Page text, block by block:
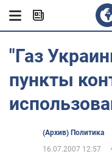
"Газ
пункты
(Архив) Политика
16.07.2007 12:57